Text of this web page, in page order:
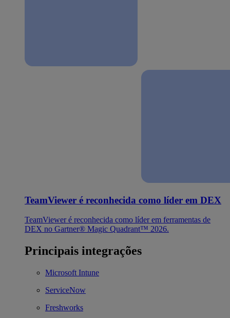
TeamViewer é reconhecida como líder em DEX
TeamViewer é reconhecida como líder em ferramentas de
DEX no Gartner® Magic Quadrant™ 2026.
Principais integrações
Microsoft Intune
ServiceNow
Freshworks